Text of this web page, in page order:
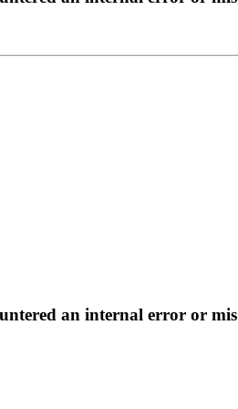
an internal error or mis